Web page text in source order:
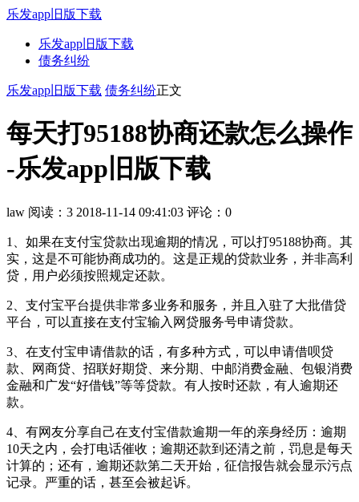
乐发app旧版下载
乐发app旧版下载
债务纠纷
乐发app旧版下载 债务纠纷正文
每天打95188协商还款怎么操作
-乐发app旧版下载
law 阅读：3 2018-11-14 09:41:03 评论：0
1、如果在支付宝贷款出现逾期的情况，可以打95188协商。其
实，这是不可能协商成功的。这是正规的贷款业务，并非高利
贷，用户必须按照规定还款。
2、支付宝平台提供非常多业务和服务，并且入驻了大批借贷
平台，可以直接在支付宝输入网贷服务号申请贷款。
3、在支付宝申请借款的话，有多种方式，可以申请借呗贷
款、网商贷、招联好期贷、来分期、中邮消费金融、包银消费
金融和广发“好借钱”等等贷款。有人按时还款，有人逾期还
款。
4、有网友分享自己在支付宝借款逾期一年的亲身经历：逾期
10天之内，会打电话催收；逾期还款到还清之前，罚息是每天
计算的；还有，逾期还款第二天开始，征信报告就会显示污点
记录。严重的话，甚至会被起诉。